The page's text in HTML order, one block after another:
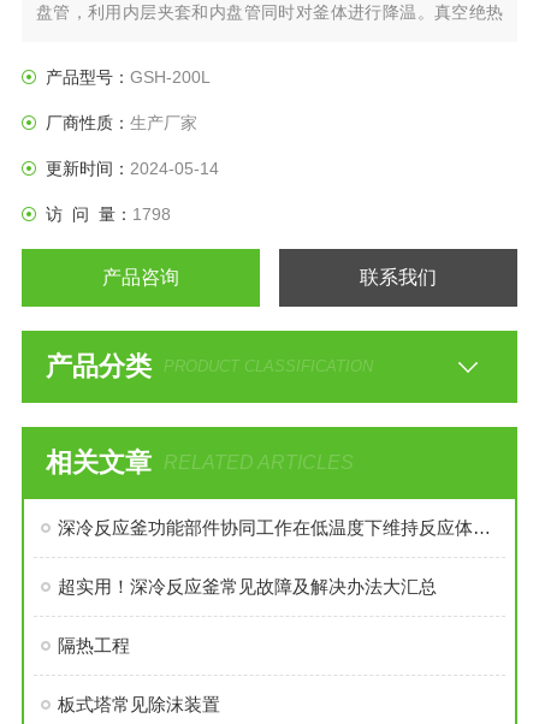
盘管，利用内层夹套和内盘管同时对釜体进行降温。真空绝热
热。同时也可根据用户需求制作低温反应釜。
产品型号： GSH-200L
厂商性质： 生产厂家
更新时间： 2024-05-14
访 问 量： 1798
产品咨询 联系我们
产品分类 PRODUCT CLASSIFICATION
相关文章 RELATED ARTICLES
深冷反应釜功能部件协同工作在低温度下维持反应体系的稳定性
超实用！深冷反应釜常见故障及解决办法大汇总
隔热工程
板式塔常见除沫装置